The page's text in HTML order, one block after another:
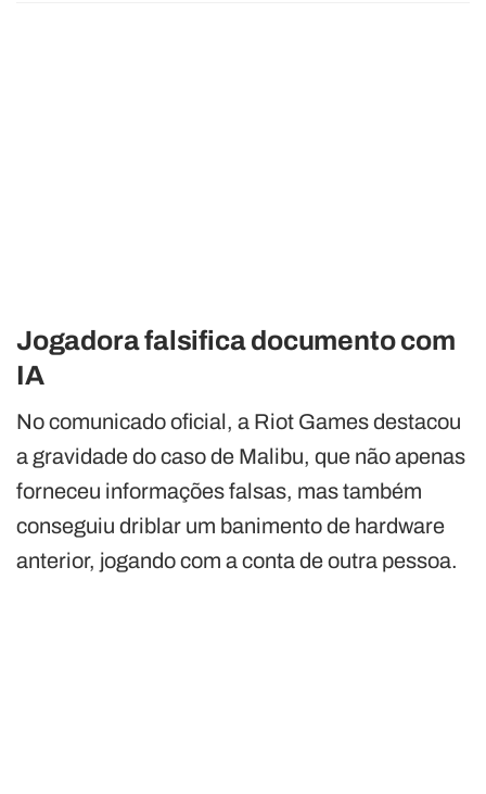
Jogadora falsifica documento com
IA
No comunicado oficial, a Riot Games destacou
a gravidade do caso de Malibu, que não apenas
forneceu informações falsas, mas também
conseguiu driblar um banimento de hardware
anterior, jogando com a conta de outra pessoa.